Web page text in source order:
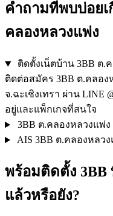
คำถามที่พบบ่อย
คลองหลวงแพ่ง
ติดตั้งเน็ตบ้าน 3BB ต.
ติดต่อสมัคร 3BB ต.คลอง
จ.ฉะเชิงเทรา ผ่าน LINE
อยู่และแพ็กเกจที่สนใจ
3BB ต.คลองหลวงแพ่ง
AIS 3BB ต.คลองหลว
พร้อมติดตั้ง 3BB
แล้วหรือยัง?